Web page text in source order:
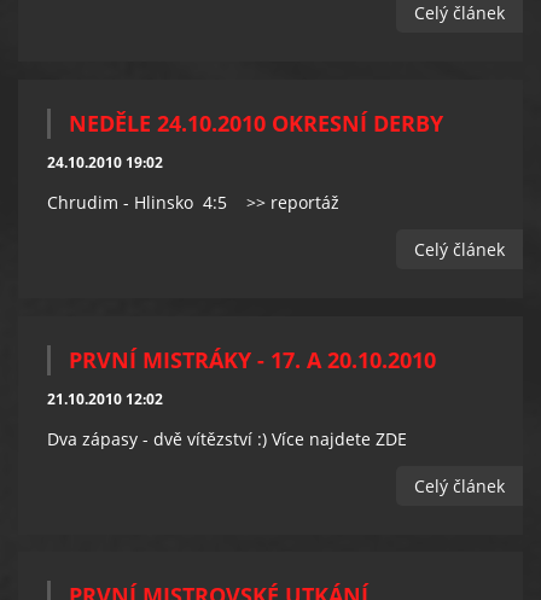
Celý článek
NEDĚLE 24.10.2010 OKRESNÍ DERBY
24.10.2010 19:02
Chrudim - Hlinsko 4:5 >> reportáž
Celý článek
PRVNÍ MISTRÁKY - 17. A 20.10.2010
21.10.2010 12:02
Dva zápasy - dvě vítězství :) Více najdete ZDE
Celý článek